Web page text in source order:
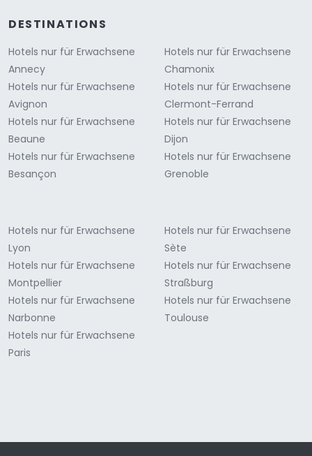
DESTINATIONS
Hotels nur für Erwachsene
Annecy
Hotels nur für Erwachsene
Avignon
Hotels nur für Erwachsene
Beaune
Hotels nur für Erwachsene
Besançon
Hotels nur für Erwachsene
Chamonix
Hotels nur für Erwachsene
Clermont-Ferrand
Hotels nur für Erwachsene
Dijon
Hotels nur für Erwachsene
Grenoble
Hotels nur für Erwachsene
Lyon
Hotels nur für Erwachsene
Montpellier
Hotels nur für Erwachsene
Narbonne
Hotels nur für Erwachsene
Paris
Hotels nur für Erwachsene
Sète
Hotels nur für Erwachsene
Straßburg
Hotels nur für Erwachsene
Toulouse